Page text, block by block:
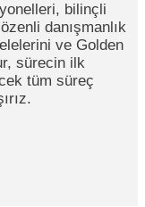
bilinçli
danışmanlık
ve Golden
sürecin ilk
tüm süreç